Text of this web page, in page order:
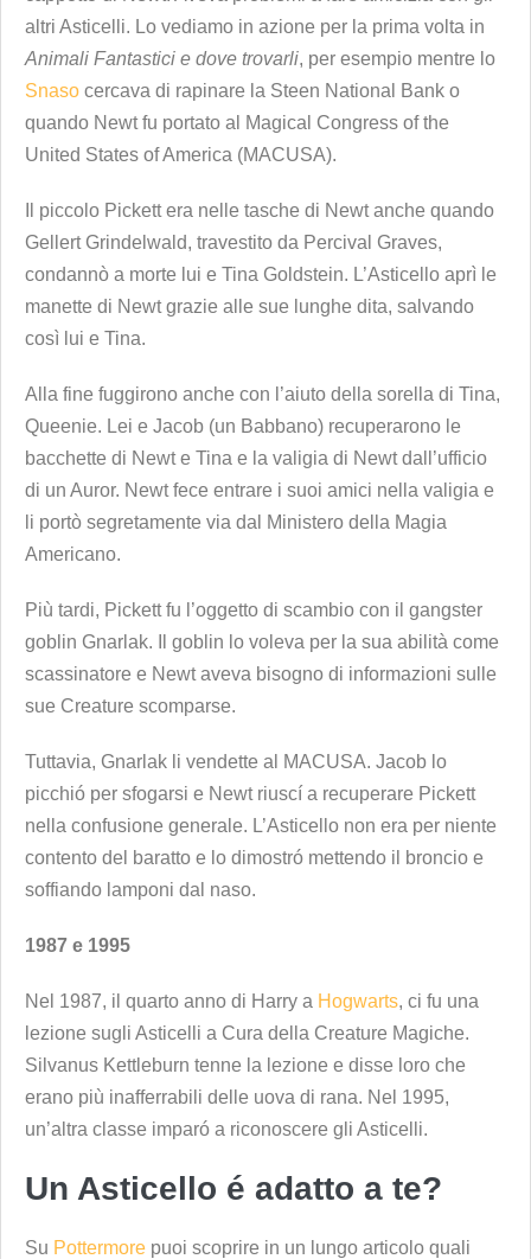
altri Asticelli. Lo vediamo in azione per la prima volta in
Animali Fantastici e dove trovarli, per esempio mentre lo
Snaso cercava di rapinare la Steen National Bank o
quando Newt fu portato al Magical Congress of the
United States of America (MACUSA).
Il piccolo Pickett era nelle tasche di Newt anche quando
Gellert Grindelwald, travestito da Percival Graves,
condannò a morte lui e Tina Goldstein. L’Asticello aprì le
manette di Newt grazie alle sue lunghe dita, salvando
così lui e Tina.
Alla fine fuggirono anche con l’aiuto della sorella di Tina,
Queenie. Lei e Jacob (un Babbano) recuperarono le
bacchette di Newt e Tina e la valigia di Newt dall’ufficio
di un Auror. Newt fece entrare i suoi amici nella valigia e
li portò segretamente via dal Ministero della Magia
Americano.
Più tardi, Pickett fu l’oggetto di scambio con il gangster
goblin Gnarlak. Il goblin lo voleva per la sua abilità come
scassinatore e Newt aveva bisogno di informazioni sulle
sue Creature scomparse.
Tuttavia, Gnarlak li vendette al MACUSA. Jacob lo
picchió per sfogarsi e Newt riuscí a recuperare Pickett
nella confusione generale. L’Asticello non era per niente
contento del baratto e lo dimostró mettendo il broncio e
soffiando lamponi dal naso.
1987 e 1995
Nel 1987, il quarto anno di Harry a Hogwarts, ci fu una
lezione sugli Asticelli a Cura della Creature Magiche.
Silvanus Kettleburn tenne la lezione e disse loro che
erano più inafferrabili delle uova di rana. Nel 1995,
un’altra classe imparó a riconoscere gli Asticelli.
Un Asticello é adatto a te?
Su Pottermore puoi scoprire in un lungo articolo quali